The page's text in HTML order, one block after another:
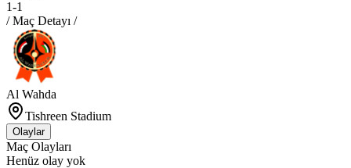
1-1
/ Maç Detayı /
Al Wahda
Tishreen Stadium
Olaylar
Maç Olayları
Henüz olay yok